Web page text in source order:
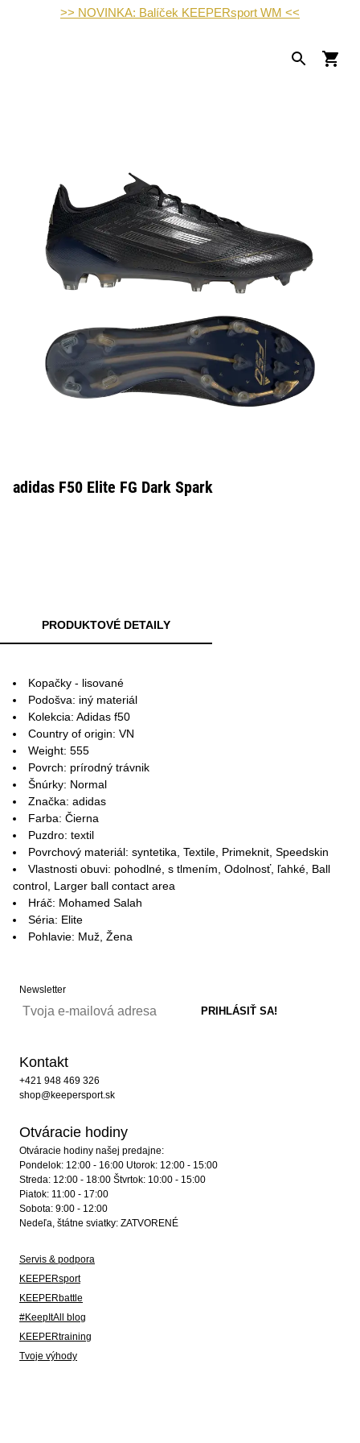
>> NOVINKA: Balíček KEEPERsport WM <<
adidas F50 Elite FG Dark Spark
PRODUKTOVÉ DETAILY
Kopačky - lisované
Podošva: iný materiál
Kolekcia: Adidas f50
Country of origin: VN
Weight: 555
Povrch: prírodný trávnik
Šnúrky: Normal
Značka: adidas
Farba: Čierna
Puzdro: textil
Povrchový materiál: syntetika, Textile, Primeknit, Speedskin
Vlastnosti obuvi: pohodlné, s tlmením, Odolnosť, ľahké, Ball
control, Larger ball contact area
Hráč: Mohamed Salah
Séria: Elite
Pohlavie: Muž, Žena
Newsletter
Kontakt
+421 948 469 326
shop@keepersport.sk
Otváracie hodiny
Otváracie hodiny našej predajne:
Pondelok: 12:00 - 16:00 Utorok: 12:00 - 15:00
Streda: 12:00 - 18:00 Štvrtok: 10:00 - 15:00
Piatok: 11:00 - 17:00
Sobota: 9:00 - 12:00
Nedeľa, štátne sviatky: ZATVORENÉ
Servis & podpora
KEEPERsport
KEEPERbattle
#KeepItAll blog
KEEPERtraining
Tvoje výhody